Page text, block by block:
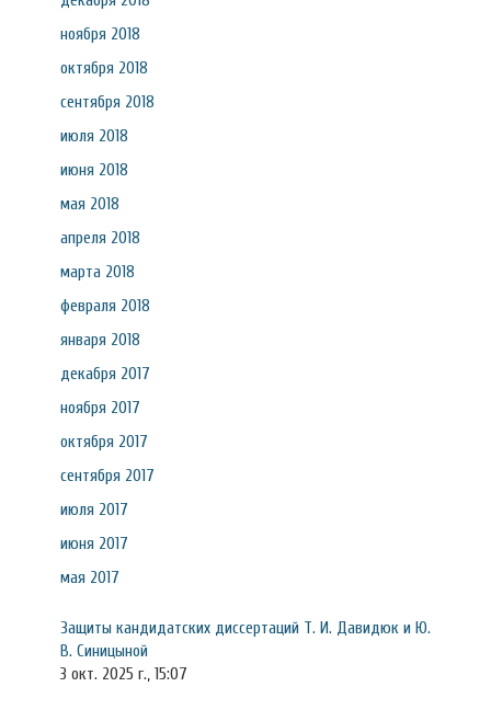
ноября 2018
октября 2018
сентября 2018
июля 2018
июня 2018
мая 2018
апреля 2018
марта 2018
февраля 2018
января 2018
декабря 2017
ноября 2017
октября 2017
сентября 2017
июля 2017
июня 2017
мая 2017
Защиты кандидатских диссертаций Т. И. Давидюк и Ю.
В. Синицыной
3 окт. 2025 г., 15:07